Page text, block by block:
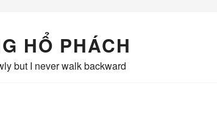
HỔ PHÁCH
but I never walk backward